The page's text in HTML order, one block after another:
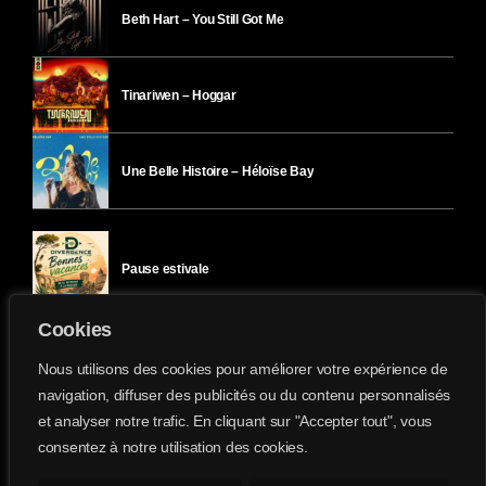
Cookies
Nous utilisons des cookies pour améliorer votre expérience de
navigation, diffuser des publicités ou du contenu personnalisés
et analyser notre trafic. En cliquant sur "Accepter tout", vous
consentez à notre utilisation des cookies.
Beth Hart – You Still Got Me
Tinariwen – Hoggar
Une Belle Histoire – Héloïse Bay
Pause estivale
Ici l’Ombre – mardi 28 juillet